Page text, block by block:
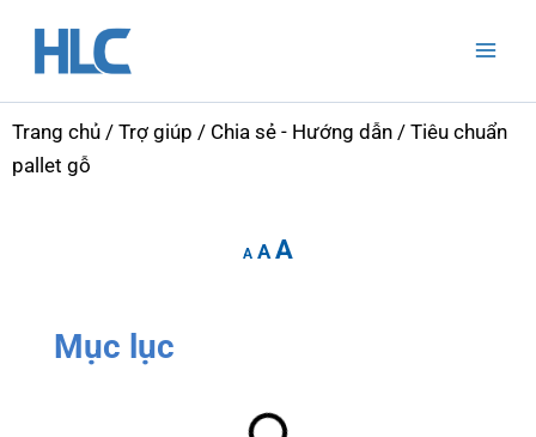
Trang chủ / Trợ giúp / Chia sẻ - Hướng dẫn / Tiêu chuẩn
pallet gỗ
Afont
Afont
Afont
Mục lục